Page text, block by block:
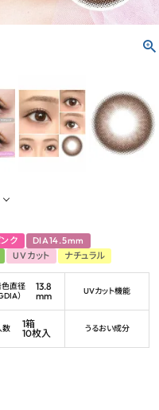
ンク
DIA14.5mm
UVカット ナチュラル
色直径
）
13.8
mm
UVカット機能
数
1箱
10枚入
うるおい成分